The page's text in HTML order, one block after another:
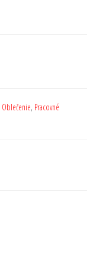
Oblečenie, Pracovné